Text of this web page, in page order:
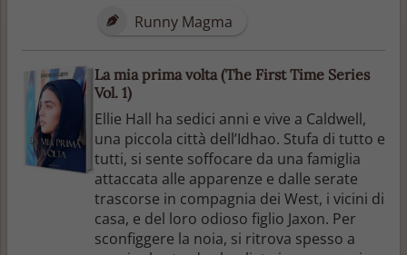
Runny Magma
La mia prima volta (The First Time Series
Vol. 1)
Ellie Hall ha sedici anni e vive a Caldwell,
una piccola città dell’Idhao. Stufa di tutto e
tutti, si sente soffocare da una famiglia
attaccata alle apparenze e dalle serate
trascorse in compagnia dei West, i vicini di
casa, e del loro odioso figlio Jaxon. Per
sconfiggere la noia, si ritrova spesso a